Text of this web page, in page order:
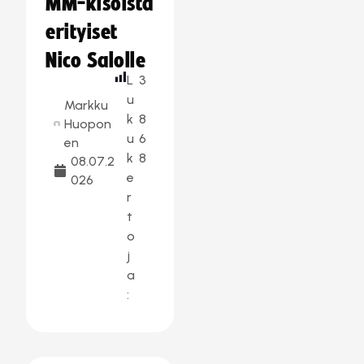
erityiset
Nico Salolle
Markku
Huopon
en
08.07.2
026
L
u
k
u
k
e
r
t
o
j
a
:
3
8
6
8